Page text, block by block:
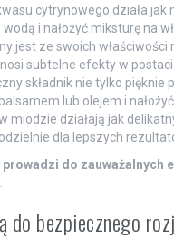
cytrynowego działa
i nałożyć miksturę na
jest ze swoich właściwości
subtelne efekty w
składnik nie tylko
lub olejem i
miodzie działają jak
dla lepszych
do zauważalnych
do bezpiecznego